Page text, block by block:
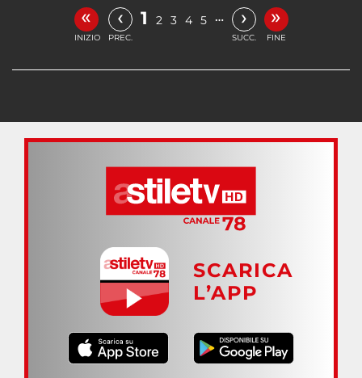
«
INIZIO
‹
PREC.
1 2 3 4 5 … ›
SUCC.
»
FINE
SCARICA
L’APP